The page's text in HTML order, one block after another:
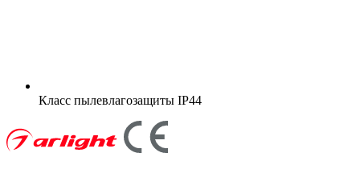
Класс пылевлагозащиты IP44